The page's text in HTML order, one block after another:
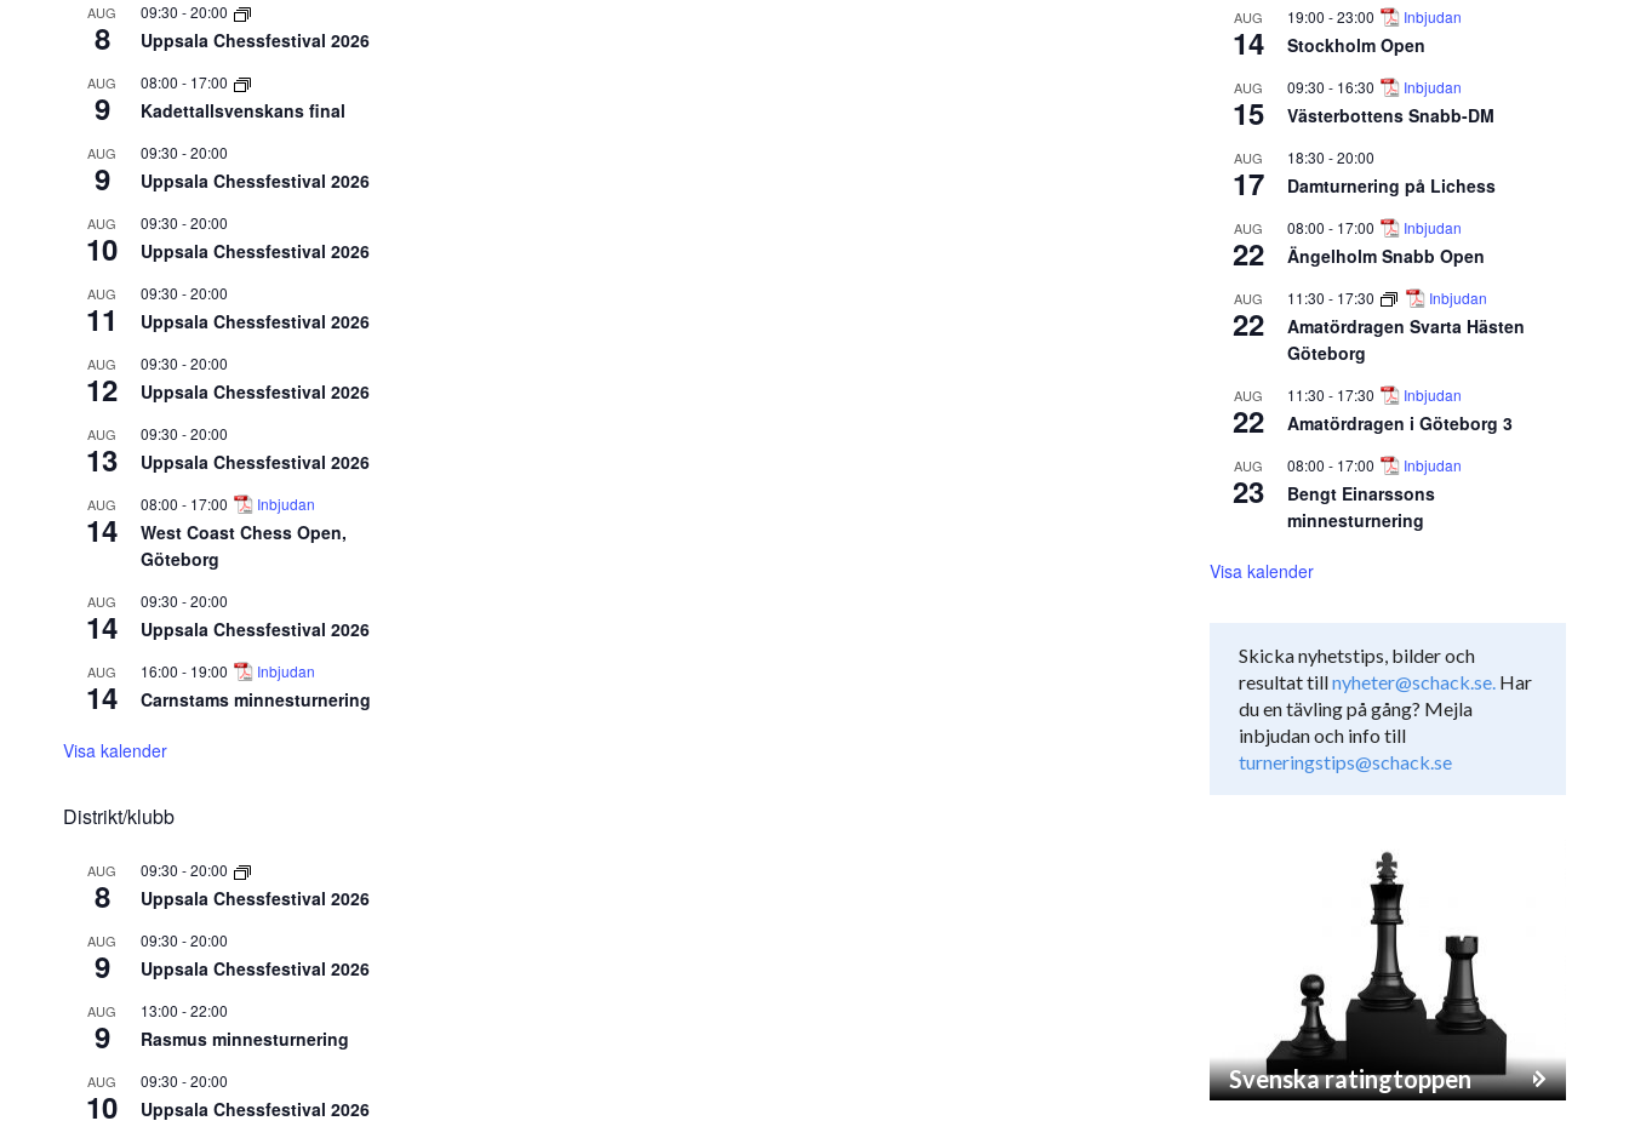
AUG
8
09:30 -20:00
Uppsala Chessfestival 2026
AUG
9
08:00 - 17:00
Kadettallsvenskans final
AUG
9
09:30 -20:00
Uppsala Chessfestival 2026
AUG
10
09:30 -20:00
Uppsala Chessfestival 2026
AUG
11
09:30 -20:00
Uppsala Chessfestival 2026
AUG
12
09:30 -20:00
Uppsala Chessfestival 2026
AUG
13
09:30 -20:00
Uppsala Chessfestival 2026
AUG
14
08:00 - 17:00 Inbjudan
West Coast Chess Open,
Göteborg
AUG
14
09:30 -20:00
Uppsala Chessfestival 2026
AUG
14
16:00 - 19:00 Inbjudan
Carnstams minnesturnering
Visa kalender
Distrikt/klubb
AUG
8
09:30 -20:00
Uppsala Chessfestival 2026
AUG
9
09:30 -20:00
Uppsala Chessfestival 2026
AUG
9
13:00 -22:00
Rasmus minnesturnering
AUG
10
09:30 -20:00
Uppsala Chessfestival 2026
AUG
14
19:00 -23:00 Inbjudan
Stockholm Open
AUG
15
09:30 - 16:30 Inbjudan
Västerbottens Snabb-DM
AUG
17
18:30 -20:00
Damturnering på Lichess
AUG
22
08:00 - 17:00 Inbjudan
Ängelholm Snabb Open
AUG
22
11:30 - 17:30 Inbjudan
Amatördragen Svarta Hästen
Göteborg
AUG
22
11:30 - 17:30 Inbjudan
Amatördragen i Göteborg 3
AUG
23
08:00 - 17:00 Inbjudan
Bengt Einarssons
minnesturnering
Visa kalender
Skicka nyhetstips, bilder och
resultat tillnyheter@schack.se. Har
du en tävling på gång? Mejla
inbjudan och info till
turneringstips@schack.se
Svenska ratingtoppen